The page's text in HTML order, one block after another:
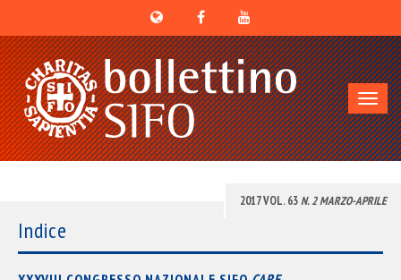
2017 VOL. 63N. 2 MARZO-APRILE
Indice